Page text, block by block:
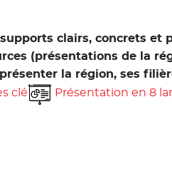
clairs, concrets et
(présentations de la
la région, ses
clé
Présentation en 8